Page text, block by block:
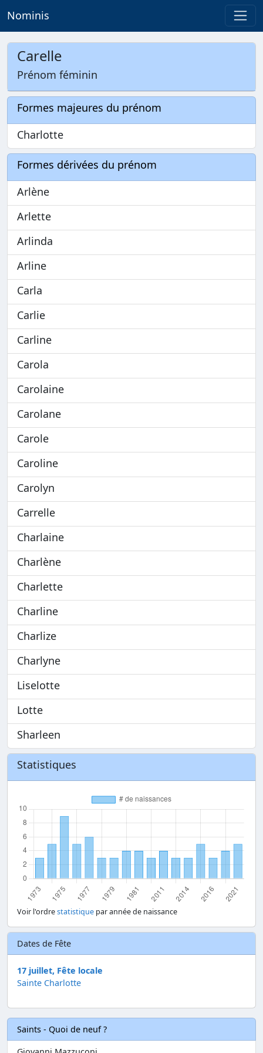
Nominis
Carelle
Prénom féminin
Formes majeures du prénom
Charlotte
Formes dérivées du prénom
Arlène
Arlette
Arlinda
Arline
Carla
Carlie
Carline
Carola
Carolaine
Carolane
Carole
Caroline
Carolyn
Carrelle
Charlaine
Charlène
Charlette
Charline
Charlize
Charlyne
Liselotte
Lotte
Sharleen
Statistiques
Voir l'ordrestatistique par année de naissance
Dates de Fête
17 juillet, Fête locale
Sainte Charlotte
Saints - Quoi de neuf ?